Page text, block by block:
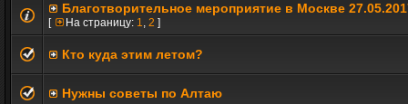
Благотворительное мероприятие в Москве
[ На страницу: 1, 2 ]
Кто куда этим летом?
Нужны советы по Алтаю